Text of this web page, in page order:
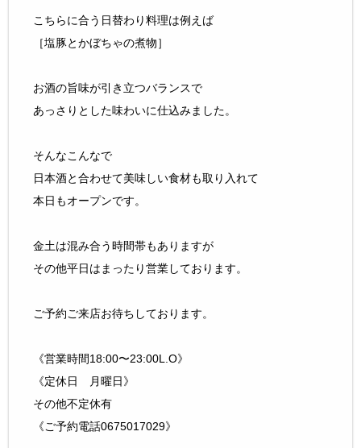
こちらに合う日替わり料理は例えば
［塩豚とかぼちゃの煮物］
お酒の旨味が引き立つバランスで
あっさりとした味わいに仕込みました。
そんなこんなで
日本酒と合わせて美味しい食材も取り入れて
本日もオープンです。
金土は混み合う時間帯もありますが
その他平日はまったり営業しております。
ご予約ご来店お待ちしております。
《営業時間18:00〜23:00L.O》
《定休日 月曜日》
その他不定休有
《ご予約電話0675017029》